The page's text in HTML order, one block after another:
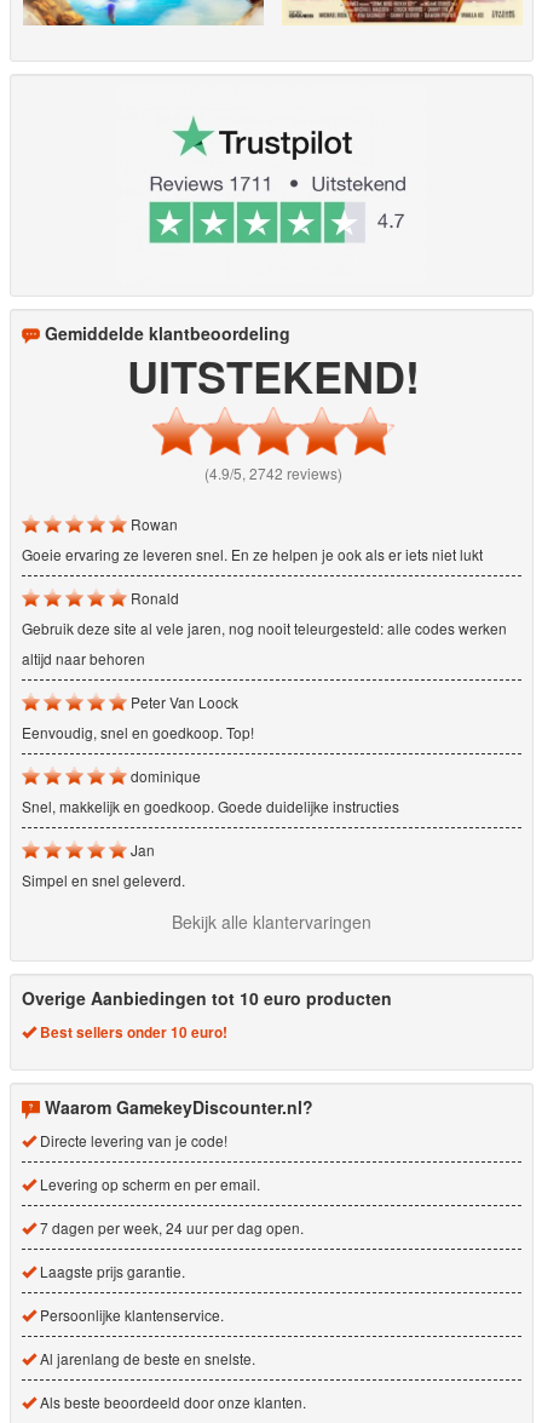
Gemiddelde klantbeoordeling
UITSTEKEND!
(4.9/5, 2742 reviews)
Rowan
Goeie ervaring ze leveren snel. En ze helpen je ook als er iets niet lukt
Ronald
Gebruik deze site al vele jaren, nog nooit teleurgesteld: alle codes werken
altijd naar behoren
Peter Van Loock
Eenvoudig, snel en goedkoop. Top!
dominique
Snel, makkelijk en goedkoop. Goede duidelijke instructies
Jan
Simpel en snel geleverd.
Bekijk alle klantervaringen
Overige Aanbiedingen tot 10 euro producten
Best sellers onder 10 euro!
Waarom GamekeyDiscounter.nl?
Directe levering van je code!
Levering op scherm en per email.
7 dagen per week, 24 uur per dag open.
Laagste prijs garantie.
Persoonlijke klantenservice.
Al jarenlang de beste en snelste.
Als beste beoordeeld door onze klanten.